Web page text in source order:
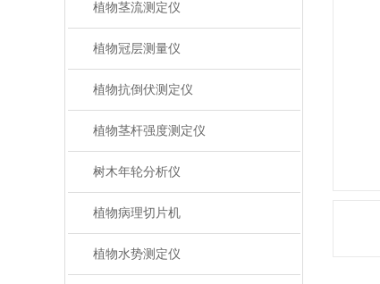
植物茎流测定仪
植物冠层测量仪
植物抗倒伏测定仪
植物茎杆强度测定仪
树木年轮分析仪
植物病理切片机
植物水势测定仪